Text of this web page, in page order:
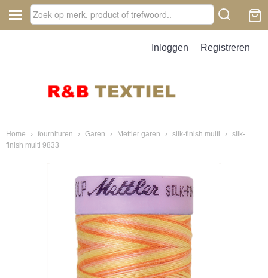
Inloggen Registreren
Home › fournituren › Garen › Mettler garen › silk-finish multi › silk-
finish multi 9833